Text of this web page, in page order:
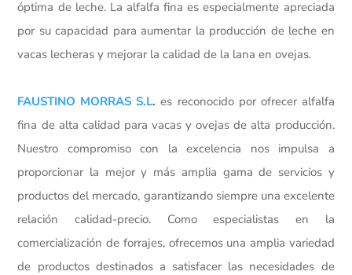
óptima de leche. La alfalfa fina es especialmente apreciada
por su capacidad para aumentar la producción de leche en
vacas lecheras y mejorar la calidad de la lana en ovejas.
FAUSTINO MORRAS S.L. es reconocido por ofrecer alfalfa
fina de alta calidad para vacas y ovejas de alta producción.
Nuestro compromiso con la excelencia nos impulsa a
proporcionar la mejor y más amplia gama de servicios y
productos del mercado, garantizando siempre una excelente
relación calidad-precio. Como especialistas en la
comercialización de forrajes, ofrecemos una amplia variedad
de productos destinados a satisfacer las necesidades de